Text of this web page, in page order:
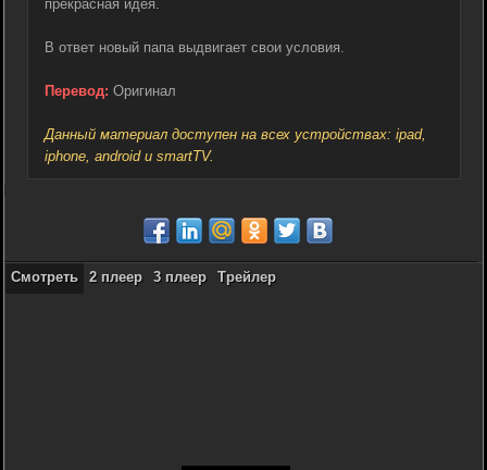
прекрасная идея.
В ответ новый папа выдвигает свои условия.
Перевод: Оригинал
Данный материал доступен на всех устройствах: ipad,
iphone, android и smartTV.
Смотреть 2 плеер 3 плеер Трейлер